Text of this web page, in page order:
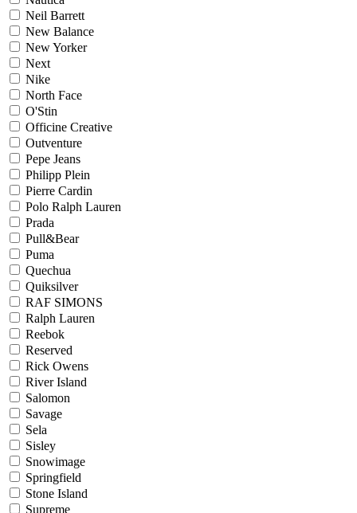
Neil Barrett
New Balance
New Yorker
Next
Nike
North Face
O'Stin
Officine Creative
Outventure
Pepe Jeans
Philipp Plein
Pierre Cardin
Polo Ralph Lauren
Prada
Pull&Bear
Puma
Quechua
Quiksilver
RAF SIMONS
Ralph Lauren
Reebok
Reserved
Rick Owens
River Island
Salomon
Savage
Sela
Sisley
Snowimage
Springfield
Stone Island
Supreme